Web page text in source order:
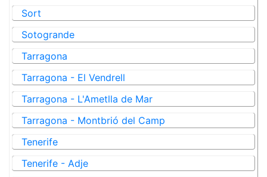
Sort
Sotogrande
Tarragona
Tarragona - El Vendrell
Tarragona - L'Ametlla de Mar
Tarragona - Montbrió del Camp
Tenerife
Tenerife - Adje